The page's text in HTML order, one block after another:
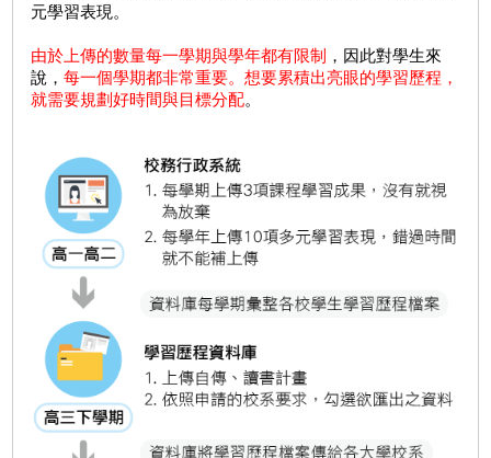
說， 每一個學期都非常重要。想要累積出亮眼的學習歷程，
就需要規劃好時間與目標分配。